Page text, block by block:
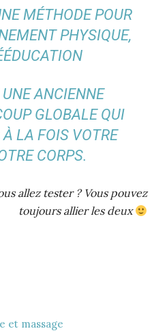
MÉTHODE POUR
PHYSIQUE,
UNE ANCIENNE
GLOBALE QUI
LA FOIS VOTRE
CORPS.
allez tester ? Vous pouvez
toujours allier les deux
et massage